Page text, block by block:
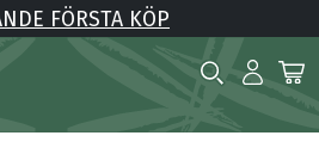
FÖRSTA KÖP